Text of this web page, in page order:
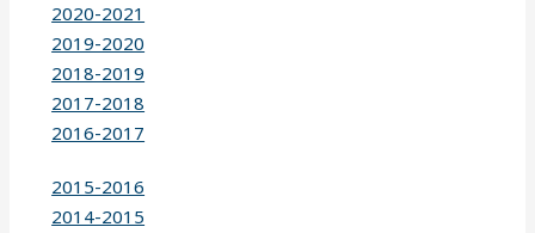
2020-2021
2019-2020
2018-2019
2017-2018
2016-2017
2015-2016
2014-2015